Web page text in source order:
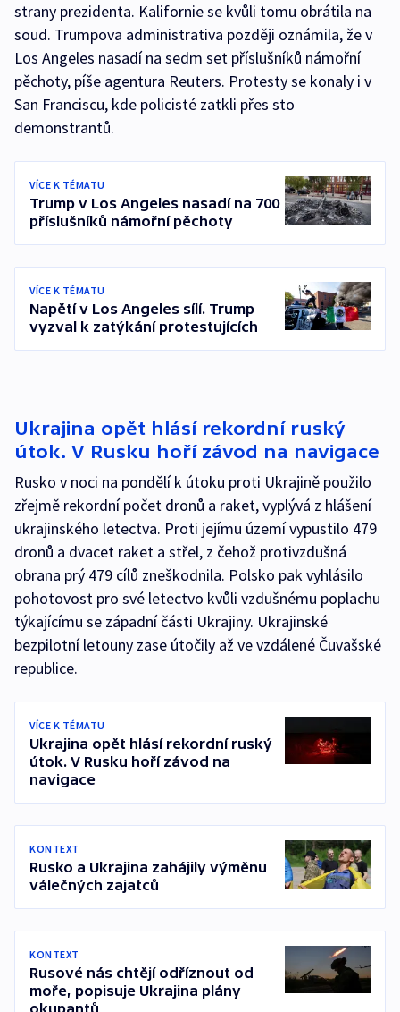
strany prezidenta. Kalifornie se kvůli tomu obrátila na
soud. Trumpova administrativa později oznámila, že v
Los Angeles nasadí na sedm set příslušníků námořní
pěchoty, píše agentura Reuters. Protesty se konaly i v
San Franciscu, kde policisté zatkli přes sto
demonstrantů.
VÍCE K TÉMATU
Trump v Los Angeles nasadí na 700
příslušníků námořní pěchoty
VÍCE K TÉMATU
Napětí v Los Angeles sílí. Trump
vyzval k zatýkání protestujících
Ukrajina opět hlásí rekordní ruský
útok. V Rusku hoří závod na navigace
Rusko v noci na pondělí k útoku proti Ukrajině použilo
zřejmě rekordní počet dronů a raket, vyplývá z hlášení
ukrajinského letectva. Proti jejímu území vypustilo 479
dronů a dvacet raket a střel, z čehož protivzdušná
obrana prý 479 cílů zneškodnila. Polsko pak vyhlásilo
pohotovost pro své letectvo kvůli vzdušnému poplachu
týkajícímu se západní části Ukrajiny. Ukrajinské
bezpilotní letouny zase útočily až ve vzdálené Čuvašské
republice.
VÍCE K TÉMATU
Ukrajina opět hlásí rekordní ruský
útok. V Rusku hoří závod na
navigace
KONTEXT
Rusko a Ukrajina zahájily výměnu
válečných zajatců
KONTEXT
Rusové nás chtějí odříznout od
moře, popisuje Ukrajina plány
okupantů